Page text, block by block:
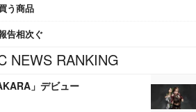
う商品
告相次ぐ
NEWS RANKING
」デビュー